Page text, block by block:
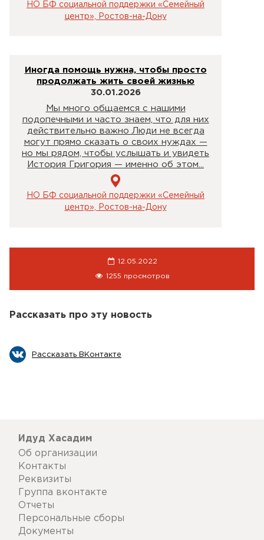
НО БФ социальной поддержки «Семейный
центр», Ростов-на-Дону
Иногда помощь нужна, чтобы просто
продолжать жить своей жизнью
30.01.2026
Мы много общаемся с нашими
подопечными и часто знаем, что для них
действительно важно Люди не всегда
могут прямо сказать о своих нуждах —
но мы рядом, чтобы услышать и увидеть
История Григория — именно об этом...
НО БФ социальной поддержки «Семейный
центр», Ростов-на-Дону
12.05.2022
1255 просмотров
Рассказать про эту новость
Рассказать ВКонтакте
Идуд Хасадим
Об организации
Контакты
Реквизиты
Группа вконтакте
Отчеты
Персональные сборы
Документы